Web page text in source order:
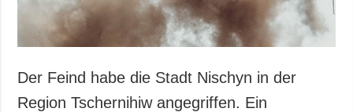
Der Feind habe die Stadt Nischyn in der
Region Tschernihiw angegriffen. Ein